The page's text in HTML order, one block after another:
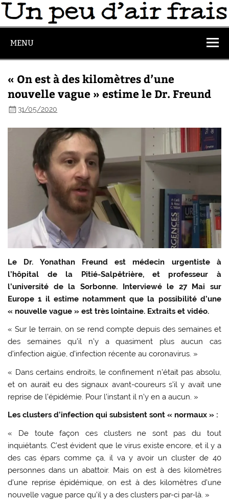
MENU
« On est à des kilomètres d’une
nouvelle vague » estime le Dr. Freund
31/05/2020
Le Dr. Yonathan Freund est médecin urgentiste à
l’hôpital de la Pitié-Salpêtrière, et professeur à
l’université de la Sorbonne. Interviewé le 27 Mai sur
Europe 1 il estime notamment que la possibilité d’une
« nouvelle vague » est très lointaine. Extraits et vidéo.
« Sur le terrain, on se rend compte depuis des semaines et
des semaines qu’il n’y a quasiment plus aucun cas
d’infection aigüe, d’infection récente au coronavirus. »
« Dans certains endroits, le confinement n’était pas absolu,
et on aurait eu des signaux avant-coureurs s’il y avait une
reprise de l’épidémie. Pour l’instant il n’y en a aucun. »
Les clusters d’infection qui subsistent sont « normaux » :
« De toute façon ces clusters ne sont pas du tout
inquiétants. C’est évident que le virus existe encore, et il y a
des cas épars comme ça, il va y avoir un cluster de 40
personnes dans un abattoir. Mais on est à des kilomètres
d’une reprise épidémique, on est à des kilomètres d’une
nouvelle vague parce qu’il y a des clusters par-ci par-là. »